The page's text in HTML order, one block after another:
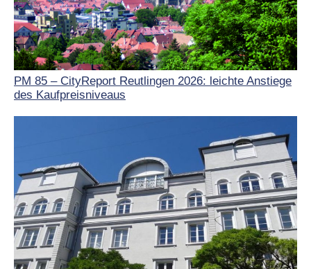
PM 85 – CityReport Reutlingen 2026: leichte Anstiege
des Kaufpreisniveaus